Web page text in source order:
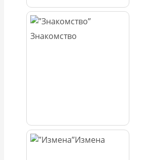
Знакомство
Измена